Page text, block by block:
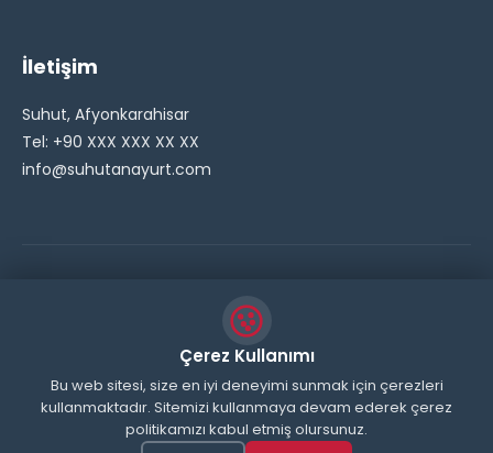
İletişim
Suhut, Afyonkarahisar
Tel: +90 XXX XXX XX XX
info@suhutanayurt.com
Çerez Kullanımı
Bu web sitesi, size en iyi deneyimi sunmak için çerezleri
kullanmaktadır. Sitemizi kullanmaya devam ederek çerez
politikamızı kabul etmiş olursunuz.
// Side Widget Resim Fix (Dosya önbelleğini aşmak için
inline ekliyoruz) function suhut_widget_image_fix() {
echo ''; } add_action('wp_head',
'suhut_widget_image_fix'); // JavaScript ile sticky